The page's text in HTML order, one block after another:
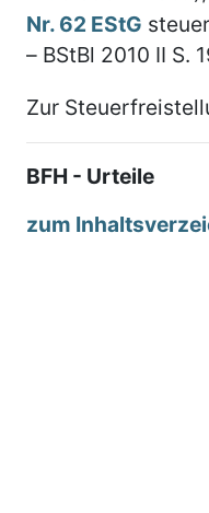
Nr. 62 EStG
– BStBl 2010 II S.
Zur
BFH - Urteile
zum